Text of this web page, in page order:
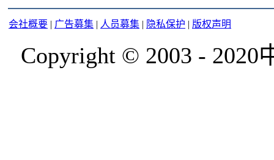
会社概要 | 广告募集 | 人员募集 | 隐私保护 | 版权声明
Copyright © 2003 -